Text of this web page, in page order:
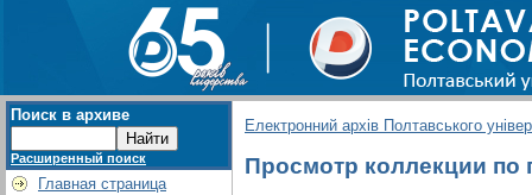
Поиск в архиве
Расширенный поиск
Главная страница
Електронний архів Полтавського
Просмотр коллекции по